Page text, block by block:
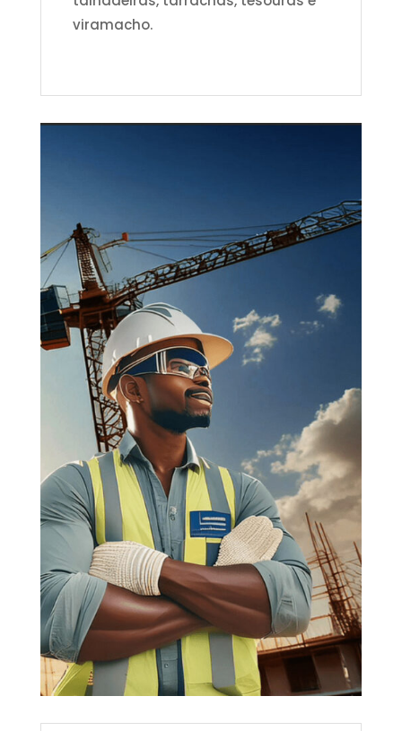
viramacho.